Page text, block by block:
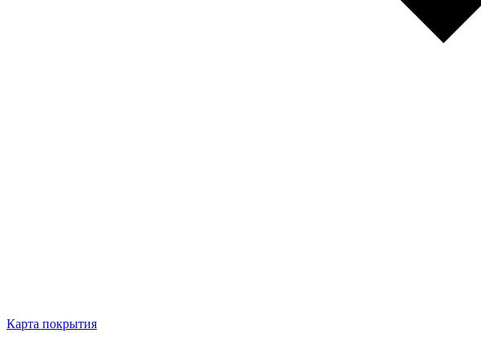
Карта покрытия